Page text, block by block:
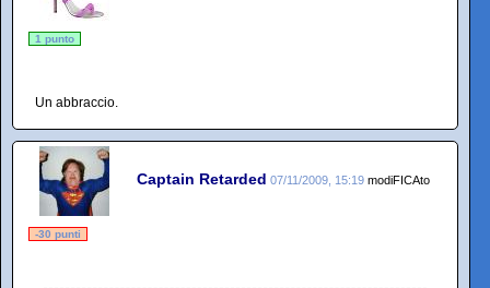
1 punto
Un abbraccio.
Captain Retarded 07/11/2009, 15:19 modiFICAto
-30 punti